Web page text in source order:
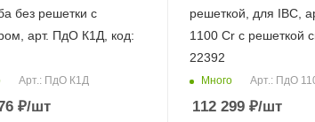
без решетки с
арт. ПдО К1Д, код:
Арт.: ПдО К1Д
₽/шт
решеткой, для IBC,
1100 Cr c решеткой
22392
Много Арт.: ПдО
112 299₽/шт